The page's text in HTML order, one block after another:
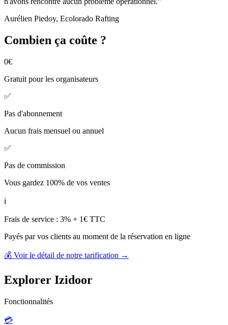
Aurélien Piedoy, Ecolorado Rafting
Combien ça coûte ?
0€
Gratuit pour les organisateurs
✅
Pas d'abonnement
Aucun frais mensuel ou annuel
✅
Pas de commission
Vous gardez 100% de vos ventes
ℹ️
Frais de service : 3% + 1€ TTC
Payés par vos clients au moment de la réservation en ligne
💰 Voir le détail de notre tarification →
Explorer Izidoor
Fonctionnalités
💳